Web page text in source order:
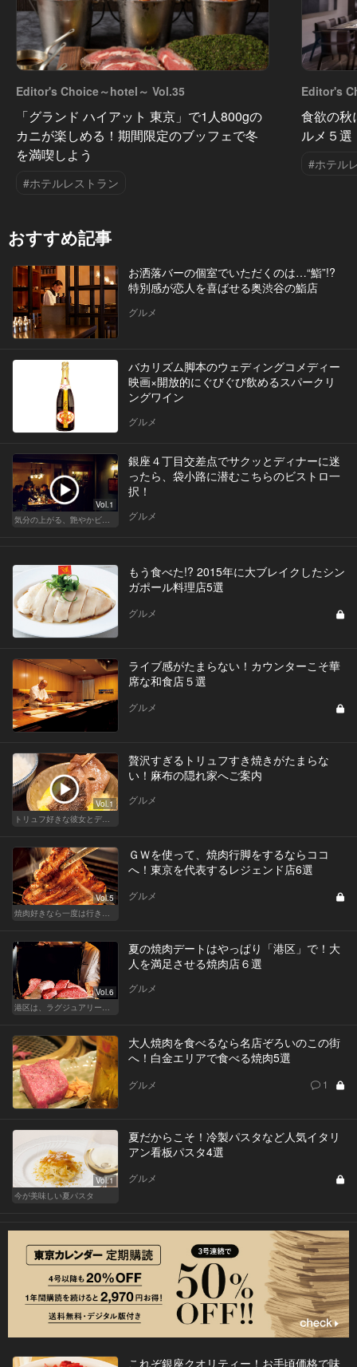
Editor's Choice～hotel～ Vol.35
「グランド ハイアット 東京」で1人800gの
カニが楽しめる！期間限定のブッフェで冬
を満喫しよう
#ホテルレストラン
Editor's
食欲の秋
ルメ５
#ホテル
おすすめ記事
お洒落バーの個室でいただくのは…“鮨”!?
特別感が恋人を喜ばせる奥渋谷の鮨店
グルメ
バカリズム脚本のウェディングコメディー
映画×開放的にぐびぐび飲めるスパークリ
ングワイン
グルメ
Vol.1
気分の上がる、艶やかビストロ
銀座４丁目交差点でサクッとディナーに迷
ったら、袋小路に潜むこちらのビストロ一
択！
グルメ
もう食べた!? 2015年に大ブレイクしたシン
ガポール料理店5選
グルメ
ライブ感がたまらない！カウンターこそ華
席な和食店５選
グルメ
Vol.1
トリュフ好きな彼女とデートにおすすめ！東京の人気店
贅沢すぎるトリュフすき焼きがたまらな
い！麻布の隠れ家へご案内
グルメ
Vol.5
焼肉好きなら一度は行きたい、レジェンド的な有名店
ＧＷを使って、焼肉行脚をするならココ
へ！東京を代表するレジェンド店6選
グルメ
Vol.6
港区は、ラグジュアリーな焼肉デートにおすすめ
夏の焼肉デートはやっぱり「港区」で！大
人を満足させる焼肉店６選
グルメ
大人焼肉を食べるなら名店ぞろいのこの街
へ！白金エリアで食べる焼肉5選
グルメ 1
Vol.1
今が美味しい夏パスタ
夏だからこそ！冷製パスタなど人気イタリ
アン看板パスタ4選
グルメ
これぞ銀座クオリティー！お手頃価格で味